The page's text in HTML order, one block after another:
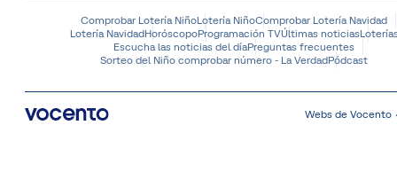
Comprobar Lotería NiñoLotería NiñoComprobar Lotería Navidad
Lotería NavidadHoróscopoProgramación TVÚltimas noticias
Escucha las noticias del díaPreguntas frecuentes
Sorteo del Niño comprobar número - La VerdadPódcast
Webs de Vocento